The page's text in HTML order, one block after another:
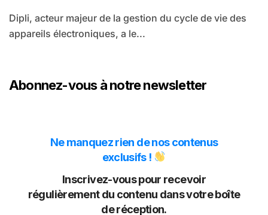
Dipli, acteur majeur de la gestion du cycle de vie des
appareils électroniques, a le...
Abonnez-vous à notre newsletter
Ne manquez rien de nos contenus
exclusifs !
Inscrivez-vous pour recevoir
régulièrement du contenu dans votre boîte
de réception.